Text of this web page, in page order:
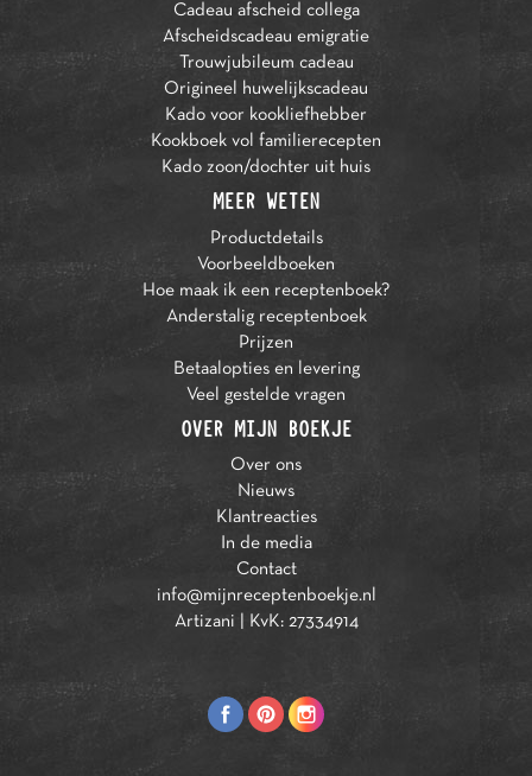
Cadeau afscheid collega
Afscheidscadeau emigratie
Trouwjubileum cadeau
Origineel huwelijkscadeau
Kado voor kookliefhebber
Kookboek vol familierecepten
Kado zoon/dochter uit huis
MEER WETEN
Productdetails
Voorbeeldboeken
Hoe maak ik een receptenboek?
Anderstalig receptenboek
Prijzen
Betaalopties en levering
Veel gestelde vragen
OVER MIJN BOEKJE
Over ons
Nieuws
Klantreacties
In de media
Contact
info@mijnreceptenboekje.nl
Artizani | KvK: 27334914